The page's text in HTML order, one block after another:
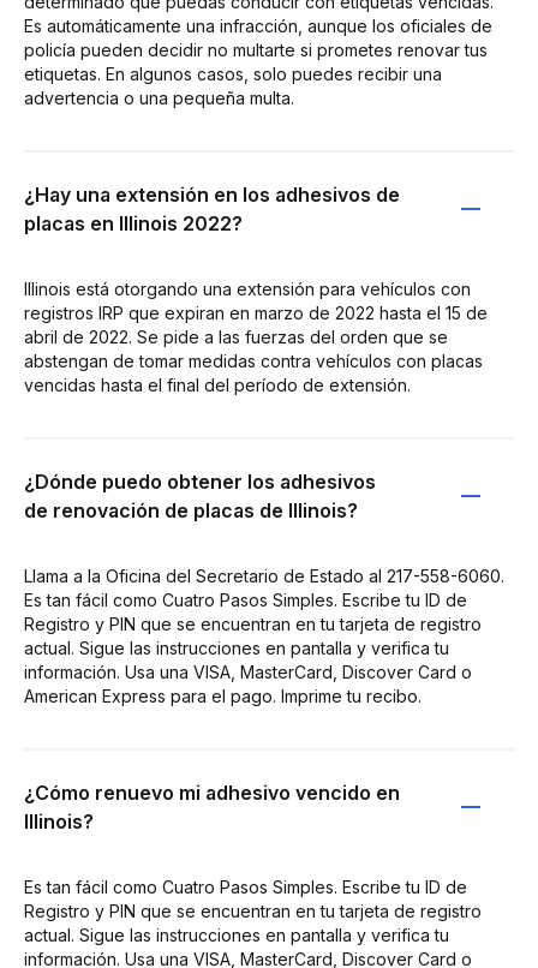
Es automáticamente una infracción, aunque los oficiales de
policía pueden decidir no multarte si prometes renovar tus
etiquetas. En algunos casos, solo puedes recibir una
advertencia o una pequeña multa.
¿Hay una extensión en los adhesivos de
placas en Illinois 2022?
Illinois está otorgando una extensión para vehículos con
registros IRP que expiran en marzo de 2022 hasta el 15 de
abril de 2022. Se pide a las fuerzas del orden que se
abstengan de tomar medidas contra vehículos con placas
vencidas hasta el final del período de extensión.
¿Dónde puedo obtener los adhesivos
de renovación de placas de Illinois?
Llama a la Oficina del Secretario de Estado al 217-558-6060.
Es tan fácil como Cuatro Pasos Simples. Escribe tu ID de
Registro y PIN que se encuentran en tu tarjeta de registro
actual. Sigue las instrucciones en pantalla y verifica tu
información. Usa una VISA, MasterCard, Discover Card o
American Express para el pago. Imprime tu recibo.
¿Cómo renuevo mi adhesivo vencido en
Illinois?
Es tan fácil como Cuatro Pasos Simples. Escribe tu ID de
Registro y PIN que se encuentran en tu tarjeta de registro
actual. Sigue las instrucciones en pantalla y verifica tu
información. Usa una VISA, MasterCard, Discover Card o